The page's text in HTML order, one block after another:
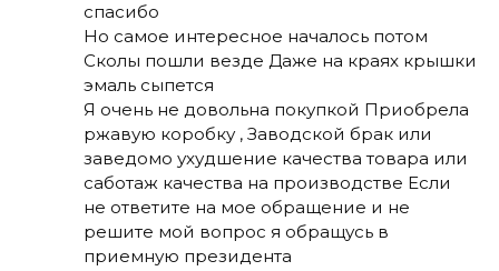
спасибо
Но самое интересное началось потом
Сколы пошли везде Даже на краях крышки
эмаль сыпется
Я очень не довольна покупкой Приобрела
ржавую коробку , Заводской брак или
заведомо ухудшение качества товара или
саботаж качества на производстве Если
не ответите на мое обращение и не
решите мой вопрос я обращусь в
приемную президента